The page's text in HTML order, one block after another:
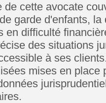
de cette avocate
garde d'enfants,
en difficulté
des situations
à ses
mises en place